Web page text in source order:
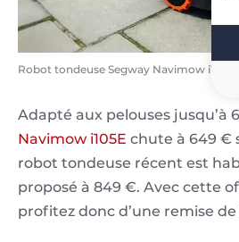
Robot tondeuse Segway Navimow i105E
Adapté aux pelouses jusqu’à
Navimow i105E chute à 649 €
robot tondeuse récent est
proposé à 849 €. Avec cette
profitez donc d’une remise